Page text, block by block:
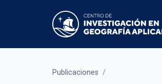
Publicaciones /